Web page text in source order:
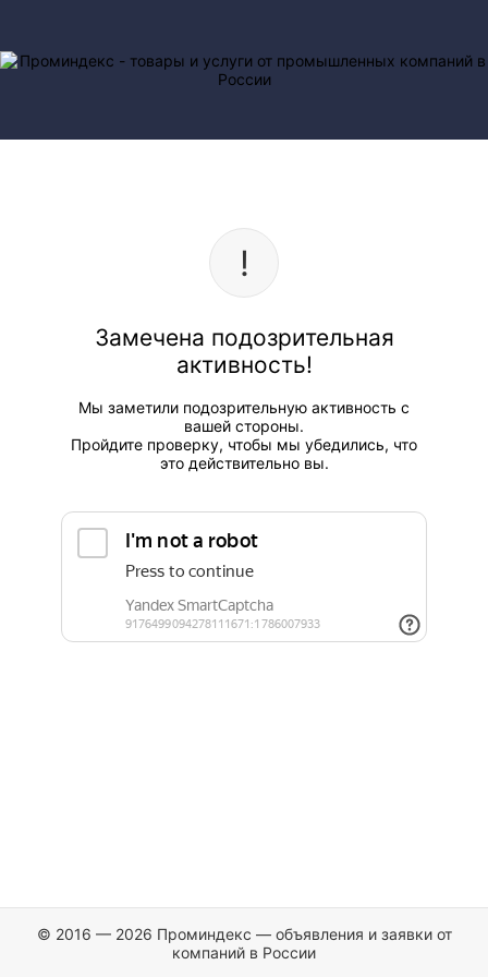
Замечена подозрительная
активность!
Мы заметили подозрительную активность с
вашей стороны.
Пройдите проверку, чтобы мы убедились, что
это действительно вы.
© 2016 — 2026 Проминдекс — объявления и заявки от
компаний в России